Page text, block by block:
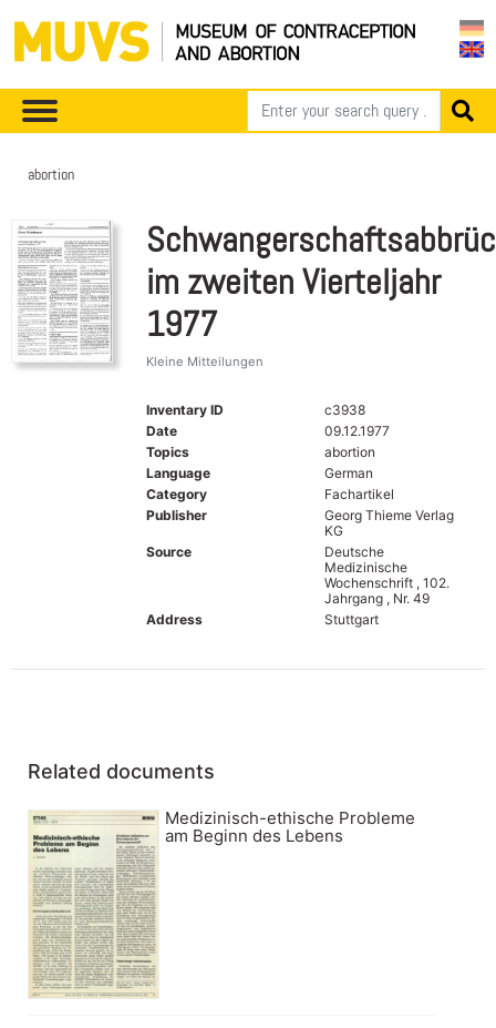
abortion
im zweiten Vierteljahr
1977
Kleine Mitteilungen
Inventary ID
c3938
Date
09.12.1977
Topics
abortion
Language
German
Category
Fachartikel
Publisher
Georg Thieme Verlag
KG
Source
Deutsche
Medizinische
Wochenschrift , 102.
Jahrgang , Nr. 49
Address
Stuttgart
Related documents
Medizinisch-ethische Probleme
am Beginn des Lebens